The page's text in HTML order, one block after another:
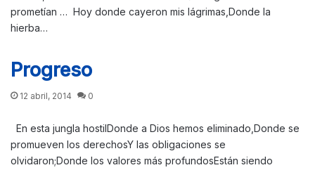
prometían … Hoy donde cayeron mis lágrimas,Donde la
hierba…
Progreso
12 abril, 2014 0
En esta jungla hostilDonde a Dios hemos eliminado,Donde se
promueven los derechosY las obligaciones se
olvidaron;Donde los valores más profundosEstán siendo